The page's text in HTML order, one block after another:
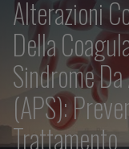
Alterazioni
Della
Sindrome
(APS):
Trattamento